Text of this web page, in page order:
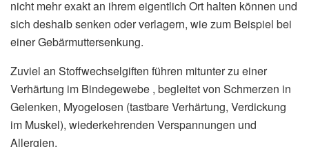
nicht mehr exakt an ihrem eigentlich Ort halten können und
sich deshalb senken oder verlagern, wie zum Beispiel bei
einer Gebärmuttersenkung.
Zuviel an Stoffwechselgiften führen mitunter zu einer
Verhärtung im Bindegewebe , begleitet von Schmerzen in
Gelenken, Myogelosen (tastbare Verhärtung, Verdickung
im Muskel), wiederkehrenden Verspannungen und
Allergien.